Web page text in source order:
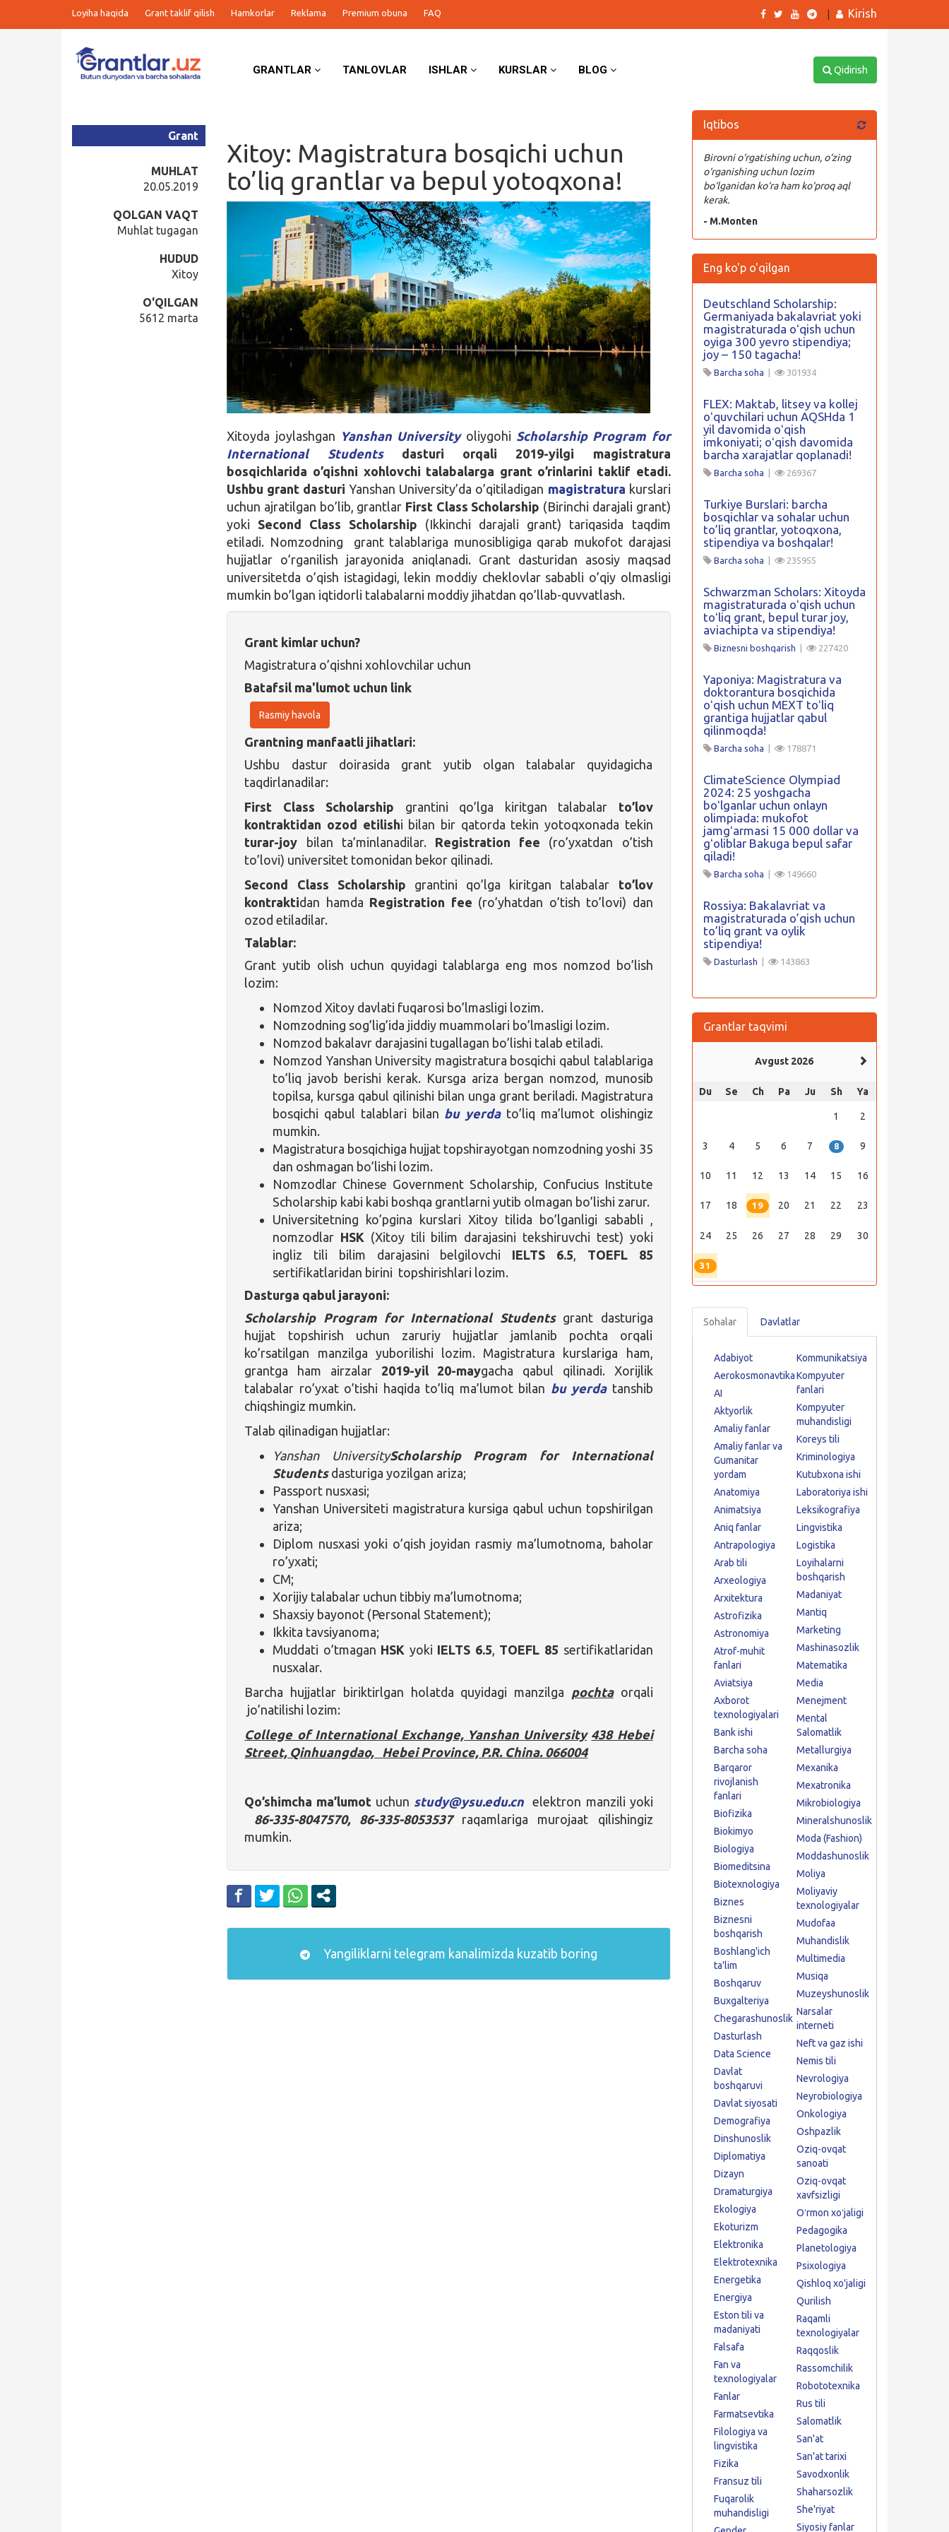
Loyiha haqida Grant taklif qilish Hamkorlar Reklama Premium obuna FAQ Kirish
GRANTLAR TANLOVLAR ISHLAR KURSLAR BLOG Qidirish
Xitoy: Magistratura bosqichi uchun
to’liq grantlar va bepul yotoqxona!
Grant
MUHLAT
20.05.2019
QOLGAN VAQT
Muhlat tugagan
HUDUD
Xitoy
O'QILGAN
5612 marta
Xitoyda joylashgan Yanshan University oliygohi Scholarship Program for
International Studentsdasturi orqali 2019-yilgi magistratura
bosqichlarida o’qishni xohlovchi talabalarga grant o’rinlarini taklif etadi.
Ushbu grant dasturiYanshan University’da o’qitiladigan magistratura kurslari
uchun ajratilgan bo’lib, grantlar First Class Scholarship (Birinchi darajali grant)
yoki Second Class Scholarship (Ikkinchi darajali grant) tariqasida taqdim
etiladi. Nomzodning grant talablariga munosibligiga qarab mukofot darajasi
hujjatlar o’rganilish jarayonida aniqlanadi. Grant dasturidan asosiy maqsad
universitetda o’qish istagidagi, lekin moddiy cheklovlar sababli o’qiy olmasligi
mumkin bo’lgan iqtidorli talabalarni moddiy jihatdan qo’llab-quvvatlash.
Grant kimlar uchun?
Magistratura o’qishni xohlovchilar uchun
Batafsil ma'lumot uchun link
Rasmiy havola
Grantning manfaatli jihatlari:
Ushbu dastur doirasida grant yutib olgan talabalar quyidagicha
taqdirlanadilar:
First Class Scholarship grantini qo’lga kiritgan talabalar to’lov
kontraktidan ozod etilishi bilan bir qatorda tekin yotoqxonada tekin
turar-joy bilan ta’minlanadilar. Registration fee (ro’yxatdan o’tish
to’lovi) universitet tomonidan bekor qilinadi.
Second Class Scholarship grantini qo’lga kiritgan talabalar to’lov
kontraktidan hamda Registration fee (ro’yhatdan o’tish to’lovi) dan
ozod etiladilar.
Talablar:
Grant yutib olish uchun quyidagi talablarga eng mos nomzod bo’lish
lozim:
Nomzod Xitoy davlati fuqarosi bo’lmasligi lozim.
Nomzodning sog’lig’ida jiddiy muammolari bo’lmasligi lozim.
Nomzod bakalavr darajasini tugallagan bo’lishi talab etiladi.
Nomzod Yanshan University magistratura bosqichi qabul talablariga
to’liq javob berishi kerak. Kursga ariza bergan nomzod, munosib
topilsa, kursga qabul qilinishi bilan unga grant beriladi. Magistratura
bosqichi qabul talablari bilan bu yerdato’liq ma’lumot olishingiz
mumkin.
Magistratura bosqichiga hujjat topshirayotgan nomzodning yoshi 35
dan oshmagan bo’lishi lozim.
Nomzodlar Chinese Government Scholarship, Confucius Institute
Scholarship kabi kabi boshqa grantlarni yutib olmagan bo’lishi zarur.
Universitetning ko’pgina kurslari Xitoy tilida bo’lganligi sababli ,
nomzodlar HSK (Xitoy tili bilim darajasini tekshiruvchi test) yoki
ingliz tili bilim darajasini belgilovchi IELTS 6.5, TOEFL 85
sertifikatlaridan birini topshirishlari lozim.
Dasturga qabul jarayoni:
Scholarship Program for International Studentsgrant dasturiga
hujjat topshirish uchun zaruriy hujjatlar jamlanib pochta orqali
ko’rsatilgan manzilga yuborilishi lozim. Magistratura kurslariga ham,
grantga ham airzalar 2019-yil 20-maygacha qabul qilinadi. Xorijlik
talabalar ro’yxat o’tishi haqida to’liq ma’lumot bilan bu yerdatanshib
chiqshingiz mumkin.
Talab qilinadigan hujjatlar:
Yanshan UniversityScholarship Program for International
Studentsdasturiga yozilgan ariza;
Passport nusxasi;
Yanshan Universiteti magistratura kursiga qabul uchun topshirilgan
ariza;
Diplom nusxasi yoki o’qish joyidan rasmiy ma’lumotnoma, baholar
ro’yxati;
CМ;
Xorijiy talabalar uchun tibbiy ma’lumotnoma;
Shaxsiy bayonot (Personal Statement);
Ikkita tavsiyanoma;
Muddati o’tmagan HSK yoki IELTS 6.5, TOEFL 85 sertifikatlaridan
nusxalar.
Barcha hujjatlar biriktirlgan holatda quyidagi manzilga pochtaorqali
jo’natilishi lozim:
College of International Exchange, Yanshan University 438 Hebei
Street, Qinhuangdao, Hebei Province, P.R. China. 066004
Qo’shimcha ma’lumot uchun study@ysu.edu.cn elektron manzili yoki
86-335-8047570, 86-335-8053537raqamlariga murojaat qilishingiz
mumkin.
Yangiliklarni telegram kanalimizda kuzatib boring
Iqtibos
Birovni o‘rgatishing uchun, o‘zing
o‘rganishing uchun lozim
bo‘lganidan ko‘ra ham ko‘proq aql
kerak.
- M.Monten
Eng ko'p o'qilgan
Deutschland Scholarship:
Germaniyada bakalavriat yoki
magistraturada oʻqish uchun
oyiga 300 yevro stipendiya;
joy – 150 tagacha!
Barcha soha 301934
FLEX: Maktab, litsey va kollej
oʻquvchilari uchun AQSHda 1
yil davomida oʻqish
imkoniyati; oʻqish davomida
barcha xarajatlar qoplanadi!
Barcha soha 269367
Turkiye Burslari: barcha
bosqichlar va sohalar uchun
to’liq grantlar, yotoqxona,
stipendiya va boshqalar!
Barcha soha 235955
Schwarzman Scholars: Xitoyda
magistraturada oʻqish uchun
toʻliq grant, bepul turar joy,
aviachipta va stipendiya!
Biznesni boshqarish 227420
Yaponiya: Magistratura va
doktorantura bosqichida
oʻqish uchun MEXT toʻliq
grantiga hujjatlar qabul
qilinmoqda!
Barcha soha 178871
ClimateScience Olympiad
2024: 25 yoshgacha
boʻlganlar uchun onlayn
olimpiada: mukofot
jamgʻarmasi 15 000 dollar va
gʻoliblar Bakuga bepul safar
qiladi!
Barcha soha 149660
Rossiya: Bakalavriat va
magistraturada o’qish uchun
to’liq grant va oylik
stipendiya!
Dasturlash 143863
Grantlar taqvimi
Avgust 2026
Du Se Ch Pa Ju Sh Ya
1 2
3 4 5 6 7 8 9
10 11 12 13 14 15 16
17 18 19 20 21 22 23
24 25 26 27 28 29 30
31
Sohalar Davlatlar
Adabiyot
Aerokosmonavtika
AI
Aktyorlik
Amaliy fanlar
Amaliy fanlar va
Gumanitar
yordam
Anatomiya
Animatsiya
Aniq fanlar
Antrapologiya
Arab tili
Arxeologiya
Arxitektura
Astrofizika
Astronomiya
Atrof-muhit
fanlari
Aviatsiya
Axborot
texnologiyalari
Bank ishi
Barcha soha
Barqaror
rivojlanish
fanlari
Biofizika
Biokimyo
Biologiya
Biomeditsina
Biotexnologiya
Biznes
Biznesni
boshqarish
Boshlang'ich
ta'lim
Boshqaruv
Buxgalteriya
Chegarashunoslik
Dasturlash
Data Science
Davlat
boshqaruvi
Davlat siyosati
Demografiya
Dinshunoslik
Diplomatiya
Dizayn
Dramaturgiya
Ekologiya
Ekoturizm
Elektronika
Elektrotexnika
Energetika
Energiya
Eston tili va
madaniyati
Falsafa
Fan va
texnologiyalar
Fanlar
Farmatsevtika
Filologiya va
lingvistika
Fizika
Fransuz tili
Fuqarolik
muhandisligi
Kommunikatsiya
Kompyuter
fanlari
Kompyuter
muhandisligi
Koreys tili
Kriminologiya
Kutubxona ishi
Laboratoriya ishi
Leksikografiya
Lingvistika
Logistika
Loyihalarni
boshqarish
Madaniyat
Mantiq
Marketing
Mashinasozlik
Matematika
Media
Menejment
Mental
Salomatlik
Metallurgiya
Mexanika
Mexatronika
Mikrobiologiya
Mineralshunoslik
Moda (Fashion)
Moddashunoslik
Moliya
Moliyaviy
texnologiyalar
Mudofaa
Muhandislik
Multimedia
Musiqa
Muzeyshunoslik
Narsalar
interneti
Neft va gaz ishi
Nemis tili
Nevrologiya
Neyrobiologiya
Onkologiya
Oshpazlik
Oziq-ovqat
sanoati
Oziq-ovqat
xavfsizligi
Oʻrmon xoʻjaligi
Pedagogika
Planetologiya
Psixologiya
Qishloq xo'jaligi
Qurilish
Raqamli
texnologiyalar
Raqqoslik
Rassomchilik
Robototexnika
Rus tili
Salomatlik
San'at
San'at tarixi
Savodxonlik
Shaharsozlik
She'riyat
Siyosiy fanlar